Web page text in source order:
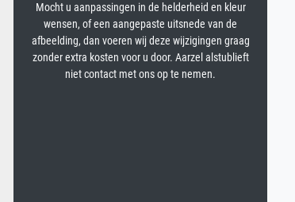
Mocht u aanpassingen in de helderheid en kleur
wensen, of een aangepaste uitsnede van de
afbeelding, dan voeren wij deze wijzigingen graag
zonder extra kosten voor u door. Aarzel alstublieft
niet contact met ons op te nemen.